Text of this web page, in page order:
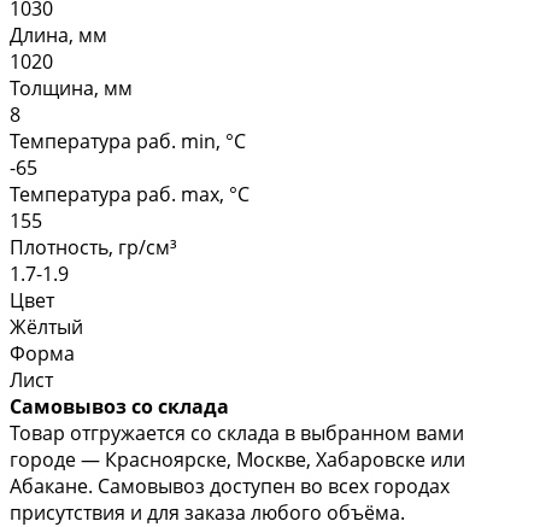
1030
Длина, мм
1020
Толщина, мм
8
Температура раб. min, °C
-65
Температура раб. max, °C
155
Плотность, гр/см³
1.7-1.9
Цвет
Жёлтый
Форма
Лист
Самовывоз со склада
Товар отгружается со склада в выбранном вами
городе — Красноярске, Москве, Хабаровске или
Абакане. Самовывоз доступен во всех городах
присутствия и для заказа любого объёма.